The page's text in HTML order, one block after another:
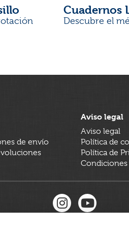
Cuadernos
Descubre el
de envío
Aviso legal
Aviso legal
Política de
Política de
Condiciones